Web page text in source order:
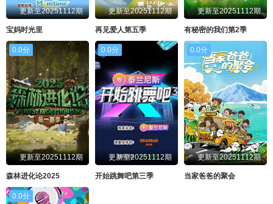
更新至20251112期
宝妈时光里
更新至20251112期
再见爱人第五季
更新至20251112期
有秘密的我们第2季
0.0分
更新至20251112期
森林进化论2025
0.0分
更新至20251112期
开始跳舞吧第三季
0.0分
更新至20251112期
当家爸爸的聚会
0.0分